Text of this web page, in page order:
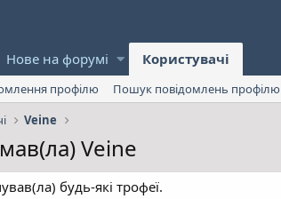
Нове на форумі Користувачі
профілю
Пошук повідомлень профілю
Veine
Veine
будь-які трофеї.